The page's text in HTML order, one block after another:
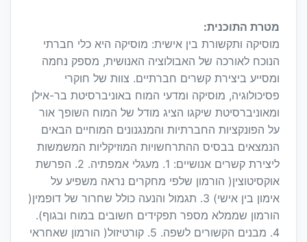
מטרת התוכנית:
מוסיקה ותקשורת בין אישית: מוסיקה היא כלי חברתי
הנוכח לאורכה של האבולוציה האנושית, מספק נחמה
ומסייע ביצירת קשרים חברתיים. צוות של חוקרי
פסיכולוגיה, מוסיקה ומדעי המוח באוניברסיטת בר-אילן
ומאוניברסיטת שיקגו הציג מודל של המוח השופך אור
על הפונקציות החברתיות והמנגנונים המוחיים הבאים
הנמצאים בבסיס ההתרחשויות המוזיקליות המשמשות
ליצירת קשרים אנושיים: 1. מעגלי אמפתיה. 2. הפרשת
אוקסיטוצין( הורמון שלפי מחקרים נראה משפיע על
אימון בין אישי) 3. תגמול והנעה כולל שחרור של דופמין(
הורמון שממלא מספר תפקידים חשובים במוח ובגוף).
4. מבנים הקשורים לשפה. 5. קורטיזול( הורמון שאחראי